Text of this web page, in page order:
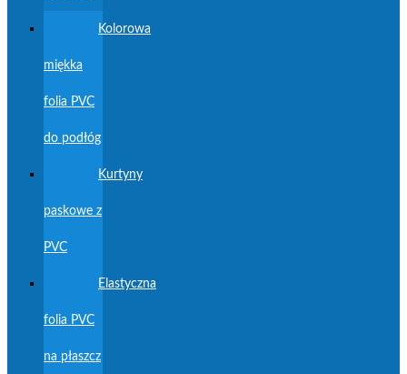
Kolorowa
miękka
folia PVC
do podłóg
Kurtyny
paskowe z
PVC
Elastyczna
folia PVC
na płaszcz